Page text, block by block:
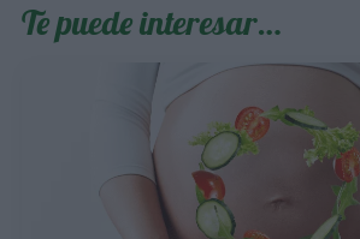
Te puede interesar…